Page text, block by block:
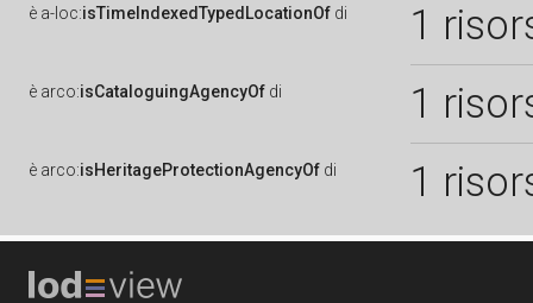
è a-loc:isTimeIndexedTypedLocationOf di 1
è arco:isCataloguingAgencyOf di 1
è arco:isHeritageProtectionAgencyOf di 1